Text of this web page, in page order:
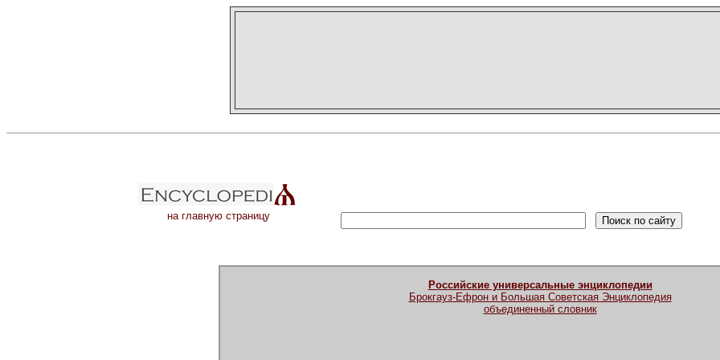
на главную страницу
Российские универсальные энциклопедии
Брокгауз-Ефрон и Большая Советская Энциклопедия
объединенный словник